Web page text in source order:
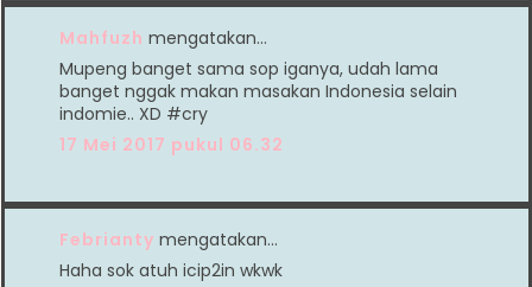
Mahfuzh mengatakan…
Mupeng banget sama sop iganya, udah lama
banget nggak makan masakan Indonesia selain
indomie.. XD #cry
17 Mei 2017 pukul 06.32
Febrianty mengatakan…
Haha sok atuh icip2in wkwk